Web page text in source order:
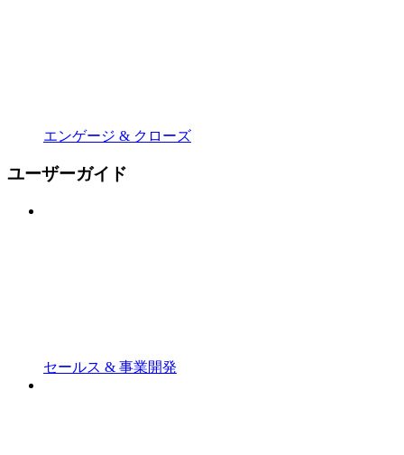
エンゲージ & クローズ
ユーザーガイド
セールス & 事業開発